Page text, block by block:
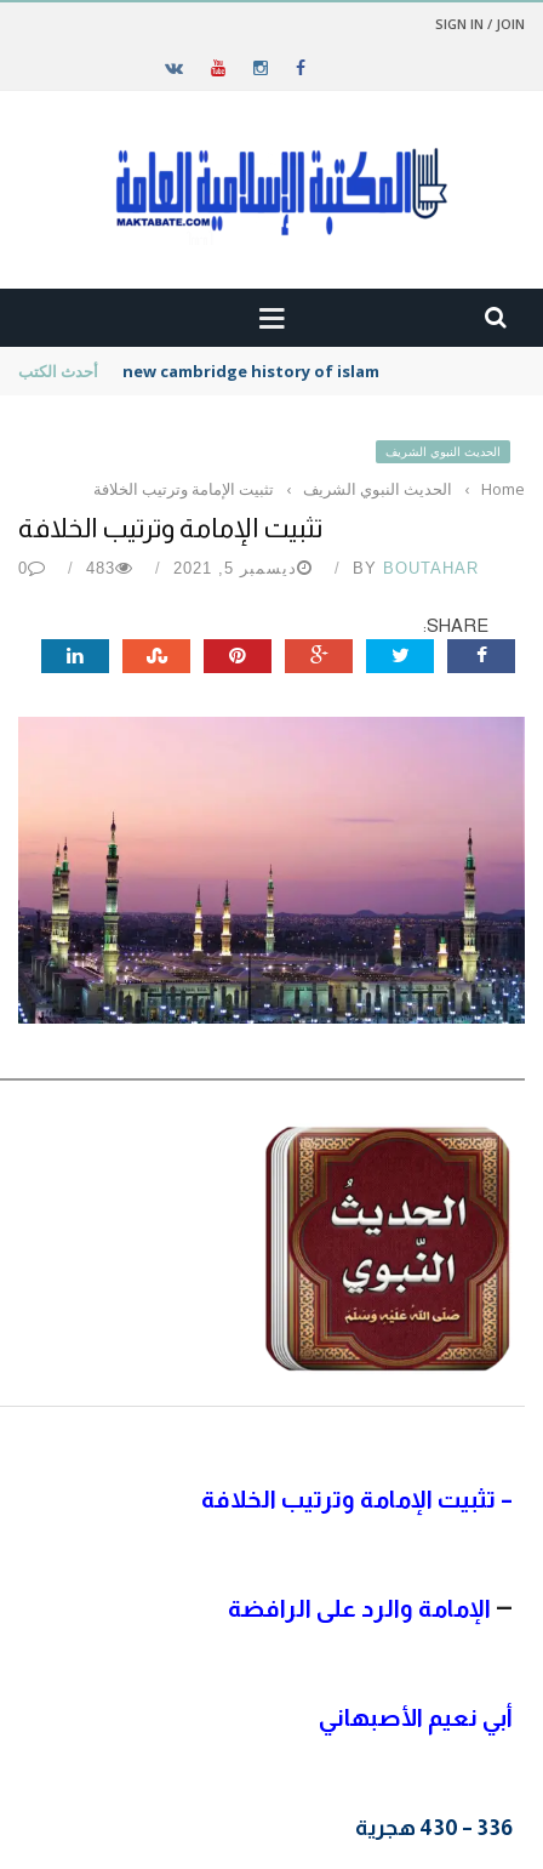
SIGN IN / JOIN
أحدث الكتب new cambridge history of islam
الحديث النبوي الشريف
Home
› الحديث النبوي الشريف › تثبيت الإمامة وترتيب الخلافة
تثبيت الإمامة وترتيب الخلافة
BY BOUTAHAR ديسمبر 5, 2021 483
0
SHARE:
– تثبيت الإمامة وترتيب الخلافة
– الإمامة والرد على الرافضة
أبي نعيم الأصبهاني
336 – 430 هجرية